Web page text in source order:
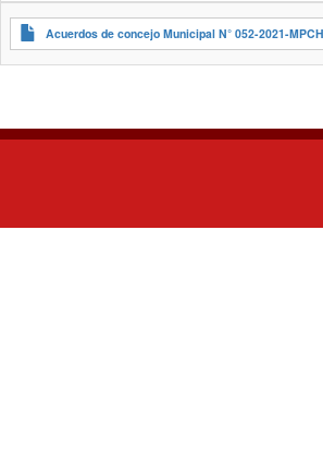
Acuerdos de concejo Municipal N° 052-2021-